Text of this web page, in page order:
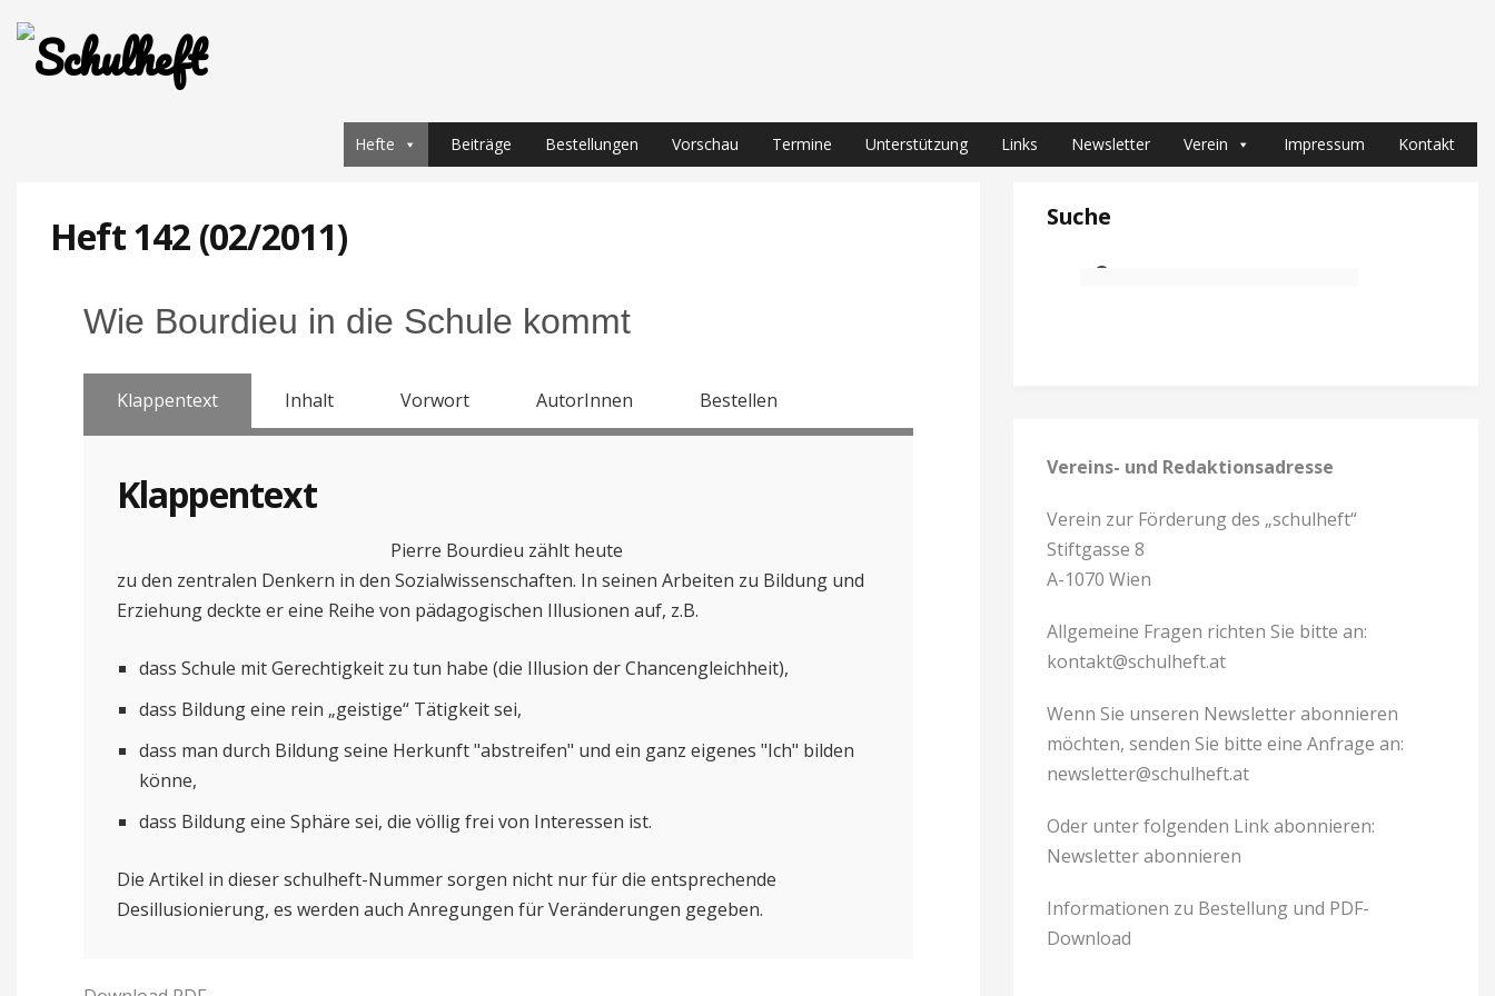
Hefte Beiträge Bestellungen Vorschau Termine Unterstützung Links Newsletter Verein Impressum Kontakt
Heft 142 (02/2011)
Wie Bourdieu in die Schule kommt
Klappentext Inhalt Vorwort AutorInnen Bestellen
Klappentext
Pierre Bourdieu zählt heute
zu den zentralen Denkern in den Sozialwissenschaften. In seinen Arbeiten zu Bildung und
Erziehung deckte er eine Reihe von pädagogischen Illusionen auf, z.B.
dass Schule mit Gerechtigkeit zu tun habe (die Illusion der Chancengleichheit),
dass Bildung eine rein „geistige“ Tätigkeit sei,
dass man durch Bildung seine Herkunft "abstreifen" und ein ganz eigenes "Ich" bilden
könne,
dass Bildung eine Sphäre sei, die völlig frei von Interessen ist.
Die Artikel in dieser schulheft-Nummer sorgen nicht nur für die entsprechende
Desillusionierung, es werden auch Anregungen für Veränderungen gegeben.
Suche
Vereins- und Redaktionsadresse
Verein zur Förderung des „schulheft“
Stiftgasse 8
A-1070 Wien
Allgemeine Fragen richten Sie bitte an:
kontakt@schulheft.at
Wenn Sie unseren Newsletter abonnieren
möchten, senden Sie bitte eine Anfrage an:
newsletter@schulheft.at
Oder unter folgenden Link abonnieren:
Newsletter abonnieren
Informationen zu Bestellung und PDF-
Download